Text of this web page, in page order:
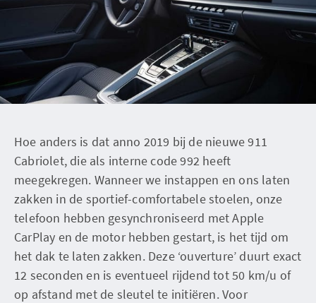
Hoe anders is dat anno 2019 bij de nieuwe 911
Cabriolet, die als interne code 992 heeft
meegekregen. Wanneer we instappen en ons laten
zakken in de sportief-comfortabele stoelen, onze
telefoon hebben gesynchroniseerd met Apple
CarPlay en de motor hebben gestart, is het tijd om
het dak te laten zakken. Deze ‘ouverture’ duurt exact
12 seconden en is eventueel rijdend tot 50 km/u of
op afstand met de sleutel te initiëren. Voor